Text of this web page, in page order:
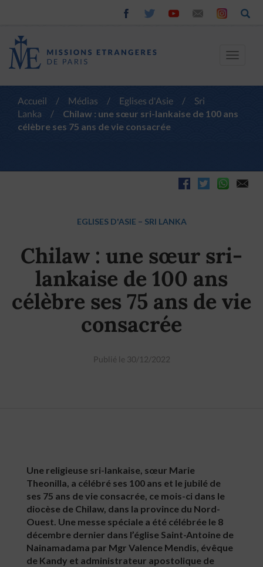
Toggle
Accueil / Médias / Eglises d'Asie /
Sri
Lanka
/
Chilaw : une sœur sri-lankaise de 100 ans
célèbre ses 75 ans de vie consacrée
EGLISES D'ASIE – SRI LANKA
Chilaw : une sœur sri-
lankaise de 100 ans
célèbre ses 75 ans de vie
consacrée
Publié le 30/12/2022
Une religieuse sri-lankaise, sœur Marie
Theonilla, a célébré ses 100 ans et le jubilé de
ses 75 ans de vie consacrée, ce mois-ci dans le
diocèse de Chilaw, dans la province du Nord-
Ouest. Une messe spéciale a été célébrée le 8
décembre dernier dans l’église Saint-Antoine de
Nainamadama par Mgr Valence Mendis, évêque
de Kandy et administrateur apostolique de